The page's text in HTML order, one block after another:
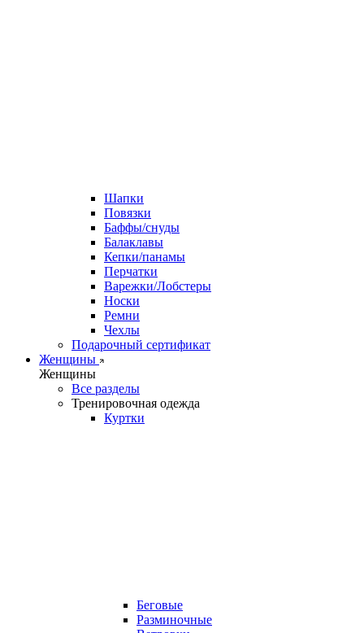
Шапки
Повязки
Баффы/снуды
Балаклавы
Кепки/панамы
Перчатки
Варежки/Лобстеры
Носки
Ремни
Чехлы
Подарочный сертификат
Женщины
Женщины
Все разделы
Тренировочная одежда
Куртки
Беговые
Разминочные